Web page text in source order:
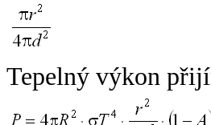
Tepelný výkon